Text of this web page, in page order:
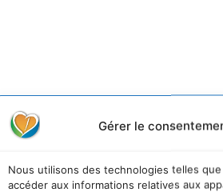
Gérer le
Nous utilisons des technologies telles
accéder aux informations relatives aux